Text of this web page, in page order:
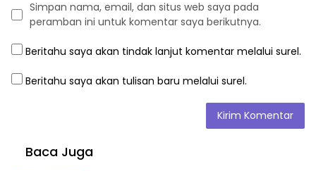
Simpan nama, email, dan situs web saya pada
peramban ini untuk komentar saya berikutnya.
Beritahu saya akan tindak lanjut komentar melalui surel.
Beritahu saya akan tulisan baru melalui surel.
Baca Juga